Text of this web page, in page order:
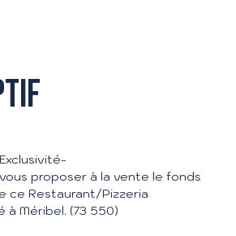
vous proposer à la vente le fonds
ce Restaurant/Pizzeria
à Méribel. (73 550)